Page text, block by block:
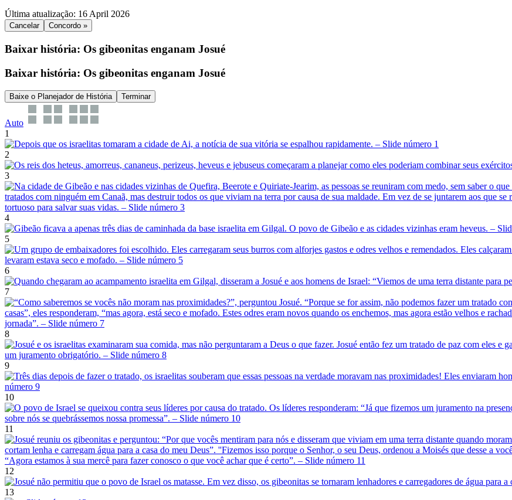
Última atualização: 16 April 2026
Cancelar Concordo »
Baixar história: Os gibeonitas enganam Josué
Baixar história: Os gibeonitas enganam Josué
Baixe o Planejador de História Terminar
Auto
1
2
3
4
5
6
7
8
9
10
11
12
13